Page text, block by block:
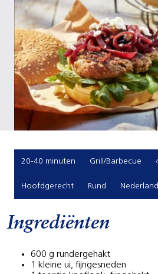
20-40 minuten Grill/Barbecue
Hoofdgerecht Rund
Ingrediënten
600 g rundergehakt
1 kleine ui, fijngesneden